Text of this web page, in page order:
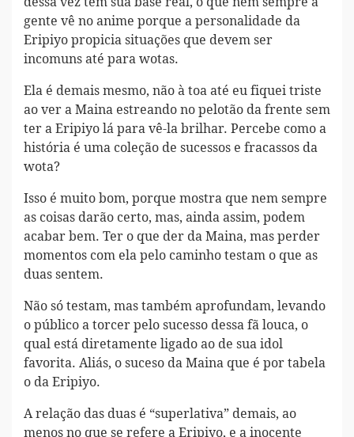
gente vê no anime porque a personalidade da
Eripiyo propicia situações que devem ser
incomuns até para wotas.
Ela é demais mesmo, não à toa até eu fiquei triste
ao ver a Maina estreando no pelotão da frente sem
ter a Eripiyo lá para vê-la brilhar. Percebe como a
história é uma coleção de sucessos e fracassos da
wota?
Isso é muito bom, porque mostra que nem sempre
as coisas darão certo, mas, ainda assim, podem
acabar bem. Ter o que der da Maina, mas perder
momentos com ela pelo caminho testam o que as
duas sentem.
Não só testam, mas também aprofundam, levando
o público a torcer pelo sucesso dessa fã louca, o
qual está diretamente ligado ao de sua idol
favorita. Aliás, o suceso da Maina que é por tabela
o da Eripiyo.
A relação das duas é “superlativa” demais, ao
menos no que se refere a Eripiyo, e a inocente